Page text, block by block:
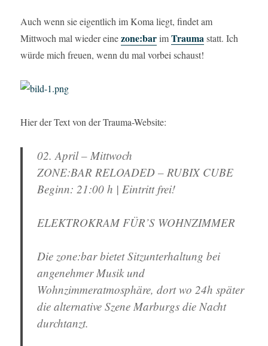
Auch wenn sie eigentlich im Koma liegt, findet am
Mittwoch mal wieder einezone:barimTraumastatt. Ich
würde mich freuen, wenn du mal vorbei schaust!
Hier der Text von der Trauma-Website:
02. April – Mittwoch
ZONE:BAR RELOADED – RUBIX CUBE
Beginn: 21:00 h | Eintritt frei!
ELEKTROKRAM FÜR’S WOHNZIMMER
Die zone:bar bietet Sitzunterhaltung bei
angenehmer Musik und
Wohnzimmeratmosphäre, dort wo 24h später
die alternative Szene Marburgs die Nacht
durchtanzt.